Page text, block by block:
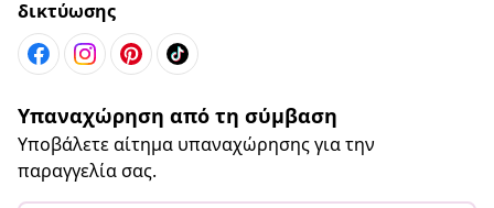
δικτύωσης
Υπαναχώρηση από τη σύμβαση
Υποβάλετε αίτημα υπαναχώρησης για την
παραγγελία σας.